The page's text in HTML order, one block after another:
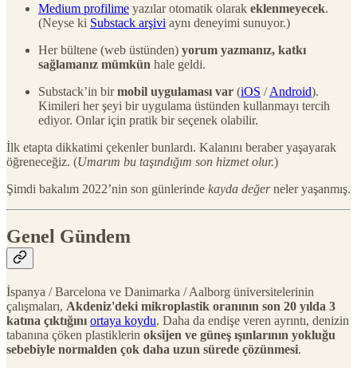
Medium profilime yazılar otomatik olarak eklenmeyecek.
(Neyse ki Substack arşivi aynı deneyimi sunuyor.)
Her bültene (web üstünden) yorum yazmanız, katkı
sağlamanız mümkün hale geldi.
Substack’in birmobil uygulaması var (iOS /Android).
Kimileri her şeyi bir uygulama üstünden kullanmayı tercih
ediyor. Onlar için pratik bir seçenek olabilir.
İlk etapta dikkatimi çekenler bunlardı. Kalanını beraber yaşayarak
öğreneceğiz. (Umarım bu taşındığım son hizmet olur.)
Şimdi bakalım 2022’nin son günlerinde kayda değerneler yaşanmış.
Genel Gündem
İspanya / Barcelona ve Danimarka / Aalborg üniversitelerinin
çalışmaları, Akdeniz'deki mikroplastik oranının son 20 yılda 3
katına çıktığını ortaya koydu. Daha da endişe veren ayrıntı, denizin
tabanına çöken plastiklerin oksijen ve güneş ışınlarının yokluğu
sebebiyle normalden çok daha uzun sürede çözünmesi.